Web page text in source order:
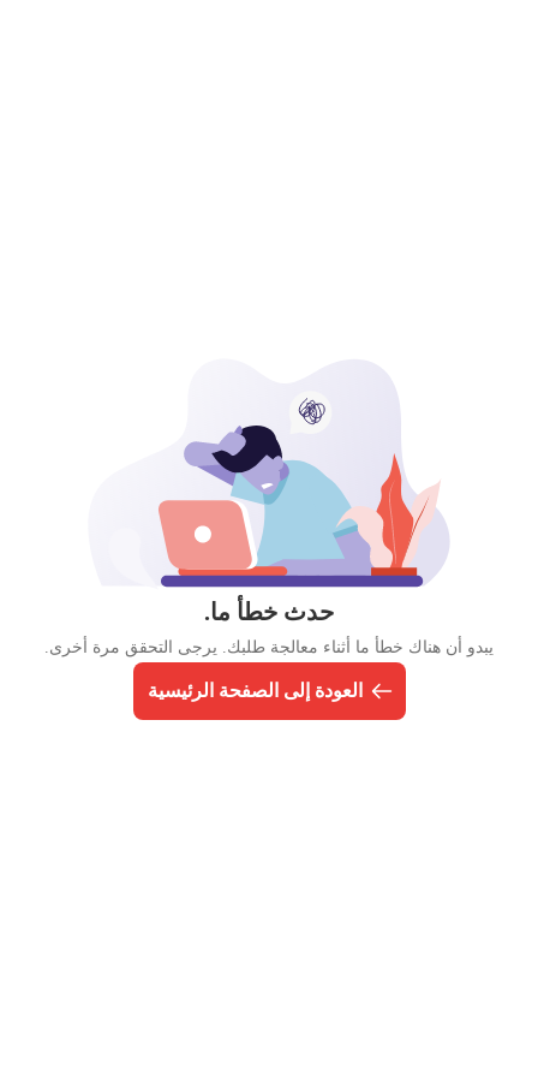
حدث خطأ ما.
يبدو أن هناك خطأ ما أثناء معالجة طلبك. يرجى التحقق مرة أخرى.
العودة إلى الصفحة الرئيسية